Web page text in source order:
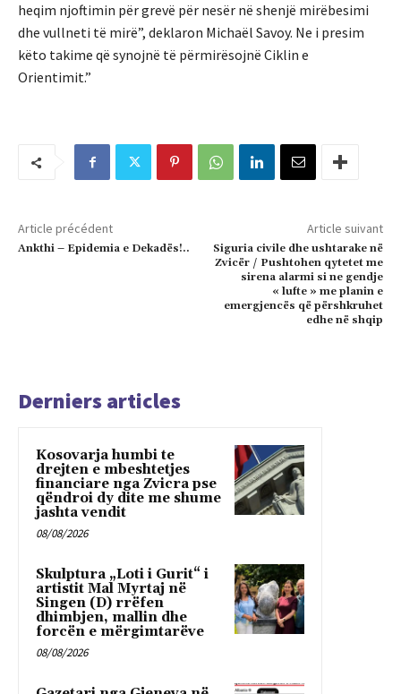
heqim njoftimin për grevë për nesër në shenjë mirëbesimi
dhe vullneti të mirë”, deklaron Michaël Savoy. Ne i presim
këto takime që synojnë të përmirësojnë Ciklin e
Orientimit.”
Article précédent
Ankthi – Epidemia e Dekadës!..
Article suivant
Siguria civile dhe ushtarake në
Zvicër / Pushtohen qytetet me
sirena alarmi si ne gendje
« lufte » me planin e
emergjencës që përshkruhet
edhe në shqip
Derniers articles
Kosovarja humbi te
drejten e mbeshtetjes
financiare nga Zvicra pse
qëndroi dy dite me shume
jashta vendit
08/08/2026
Skulptura „Loti i Gurit“ i
artistit Mal Myrtaj në
Singen (D) rrëfen
dhimbjen, mallin dhe
forcën e mërgimtarëve
08/08/2026